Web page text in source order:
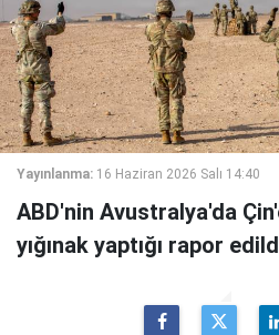
Yayınlanma: 16 Haziran 2026 Salı 14:40
ABD'nin Avustralya'da
yığınak yaptığı rapor